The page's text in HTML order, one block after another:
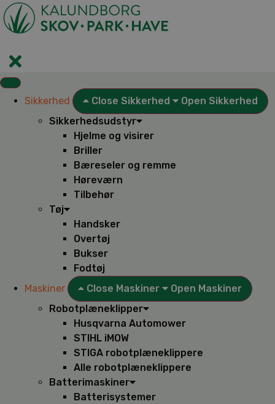
Videre
til
indhold
Sikkerhed Close Sikkerhed
Open Sikkerhed
Sikkerhedsudstyr
Hjelme og visirer
Briller
Bæreseler og remme
Høreværn
Tilbehør
Tøj
Handsker
Overtøj
Bukser
Fodtøj
Maskiner
Close Maskiner
Open Maskiner
Robotplæneklipper
Husqvarna Automower
STIHL iMOW
STIGA robotplæneklippere
Alle robotplæneklippere
Batterimaskiner
Batterisystemer